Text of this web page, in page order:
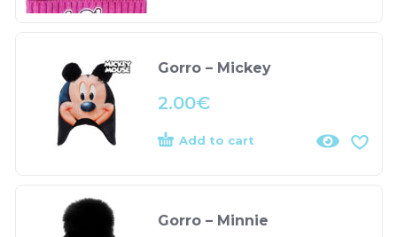
Gorro – Mickey
2.00€
Add to cart
Gorro – Minnie